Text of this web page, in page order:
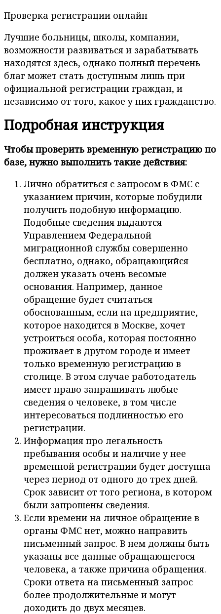
Проверка регистрации онлайн
Лучшие больницы, школы, компании,
возможности развиваться и зарабатывать
находятся здесь, однако полный перечень
благ может стать доступным лишь при
официальной регистрации граждан, и
независимо от того, какое у них гражданство.
Подробная инструкция
Чтобы проверить временную регистрацию по
базе, нужно выполнить такие действия:
Лично обратиться с запросом в ФМС с
указанием причин, которые побудили
получить подобную информацию.
Подобные сведения выдаются
Управлением Федеральной
миграционной службы совершенно
бесплатно, однако, обращающийся
должен указать очень весомые
основания. Например, данное
обращение будет считаться
обоснованным, если на предприятие,
которое находится в Москве, хочет
устроиться особа, которая постоянно
проживает в другом городе и имеет
только временную регистрацию в
столице. В этом случае работодатель
имеет право запрашивать любые
сведения о человеке, в том числе
интересоваться подлинностью его
регистрации.
Информация про легальность
пребывания особы и наличие у нее
временной регистрации будет доступна
через период от одного до трех дней.
Срок зависит от того региона, в котором
были запрошены сведения.
Если времени на личное обращение в
органы ФМС нет, можно направить
письменный запрос. В нем должны быть
указаны все данные обращающегося
человека, а также причина обращения.
Сроки ответа на письменный запрос
более продолжительные и могут
доходить до двух месяцев.